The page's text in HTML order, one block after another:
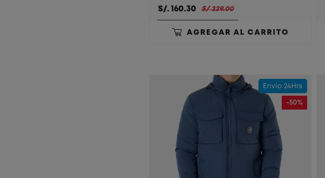
S/. 160.30 S/ 229.00
AGREGAR AL CARRITO
Envío 24Hrs
-50%